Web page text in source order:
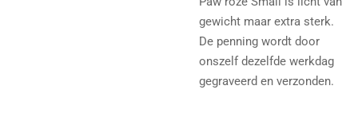
gewicht maar extra sterk.
De penning wordt door
onszelf dezelfde werkdag
gegraveerd en verzonden.